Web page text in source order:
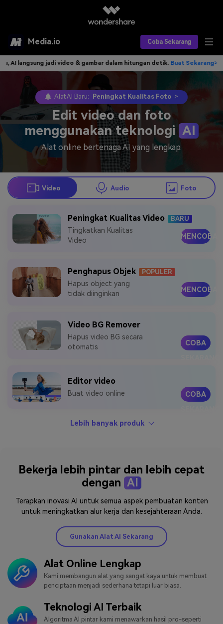
Media.io Coba Sekarang
Alat AI
AI Video
AI Gambar
AI Audio
Model AI yang Didukung
Produk AI
Asisten Video AI
Editor Video AI
Editor Gambar AI
Editor Audio AI
Efek AI
Efek Video
Efek Foto
Sumber Daya
Panduan Pengguna Apa yang Baru
Tips & Tutorial AI
Jelajahi Lebih Banyak >>
Veo3
langsung jadi video & gambar dalam hitungan detik. Buat Sekarang>>
Alat AI Baru: Peningkat Kualitas Foto >
Edit video dan foto
menggunakan teknologi AI
Alat online bertenaga AI yang lengkap.
Video Audio Foto
MENCOBA
Peningkat Kualitas Video BARU
Tingkatkan Kualitas
Video
MENCOBA
Penghapus Objek POPULER
Hapus object yang
tidak diinginkan
COBA
Video BG Remover
Hapus video BG secara
otomatis
COBA
Editor video
Buat video online
Lebih banyak produk
Bekerja lebih pintar dan lebih cepat
dengan AI
Terapkan inovasi AI untuk semua aspek pembuatan konten
untuk meningkatkan alur kerja dan kesejahteraan Anda.
Gunakan Alat AI Sekarang
Alat Online Lengkap
Kami membangun alat yang sangat kaya untuk membuat
penciptaan menjadi sederhana tetapi luar biasa.
Teknologi AI Terbaik
Algoritma AI pintar kami menawarkan hasil pro-seperti